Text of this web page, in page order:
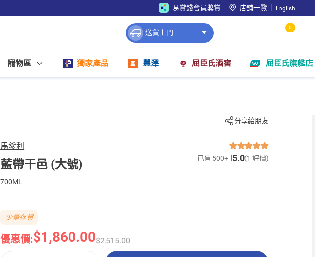
易賞錢會員獎賞 店舖一覽 English
送貨上門
0
寵物區 獨家產品 豐澤 屈臣氏酒窖 屈臣氏旗艦店
分享給朋友
馬爹利
藍帶干邑 (大號) 已售 500+ 5.0(1 評價)
700ML
優惠價:$1,860.00$2,515.00
少量存貨